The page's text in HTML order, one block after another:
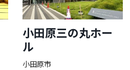
小田原三の丸ホー
ル
小田原市